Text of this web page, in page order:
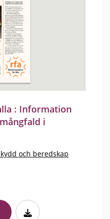
: Information
i
och beredskap